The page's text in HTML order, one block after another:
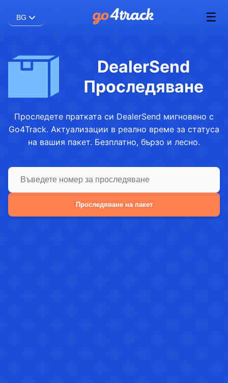
BG ☰
DealerSend
Проследяване
Проследете пратката си DealerSend мигновено с
Go4Track. Актуализации в реално време за статуса
на вашия пакет. Безплатно, бързо и лесно.
Проследяване на пакет